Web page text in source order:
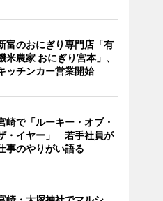
富のおにぎり専門店「有
米農家 おにぎり宮本」、
ッチンカー営業開始
崎で「ルーキー・オブ・
・イヤー」 若手社員が
事のやりがい語る